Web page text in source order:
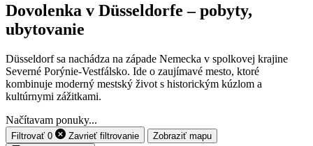
Dovolenka v Düsseldorfe – pobyty,
ubytovanie
Düsseldorf sa nachádza na západe Nemecka v spolkovej krajine
Severné Porýnie-Vestfálsko. Ide o zaujímavé mesto, ktoré
kombinuje moderný mestský život s historickým kúzlom a
kultúrnymi zážitkami.
Načítavam ponuky...
Filtrovať 0 Zavrieť filtrovanie Zobraziť mapu